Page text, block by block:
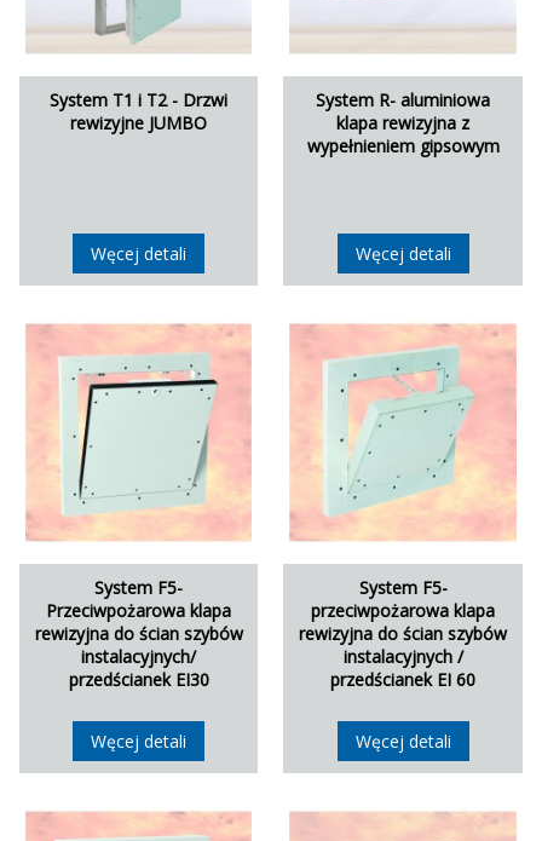
System T1 i T2 - Drzwi
rewizyjne JUMBO
Węcej detali
System R- aluminiowa
klapa rewizyjna z
wypełnieniem gipsowym
Węcej detali
System F5-
Przeciwpożarowa klapa
rewizyjna do ścian szybów
instalacyjnych/
przedścianek EI30
Węcej detali
System F5-
przeciwpożarowa klapa
rewizyjna do ścian szybów
instalacyjnych /
przedścianek EI 60
Węcej detali